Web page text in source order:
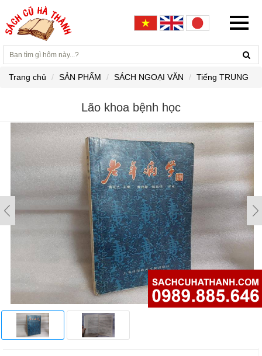
Trang chủ SẢN PHẨM SÁCH NGOẠI VĂN Tiếng TRUNG
Lão khoa bệnh học